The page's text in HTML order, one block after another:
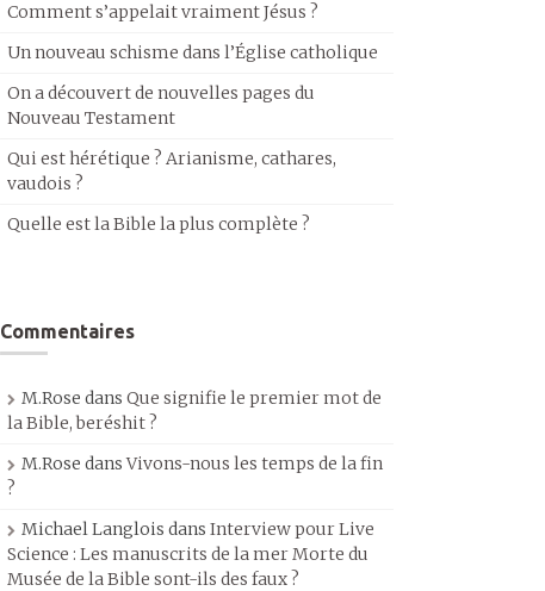
Comment s’appelait vraiment Jésus ?
Un nouveau schisme dans l’Église catholique
On a découvert de nouvelles pages du
Nouveau Testament
Qui est hérétique ? Arianisme, cathares,
vaudois ?
Quelle est la Bible la plus complète ?
Commentaires
M.Rose dans Que signifie le premier mot de
la Bible, beréshit ?
M.Rose dansVivons-nous les temps de la fin
?
Michael Langlois dans Interview pour Live
Science : Les manuscrits de la mer Morte du
Musée de la Bible sont-ils des faux ?